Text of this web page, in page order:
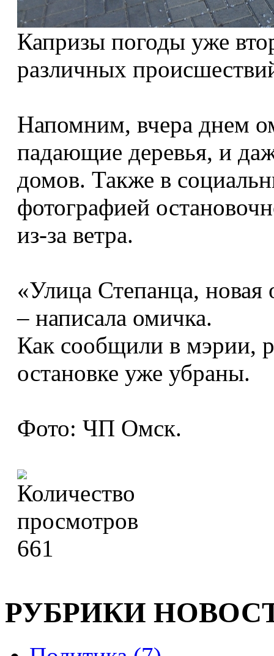
Капризы погоды уже
различных
Напомним, вчера днем
падающие деревья, и
домов. Также в
фотографией
из-за ветра.
«Улица Степанца, новая
– написала омичка.
Как сообщили в мэрии,
остановке уже убраны.
Фото: ЧП Омск.
661
РУБРИКИ